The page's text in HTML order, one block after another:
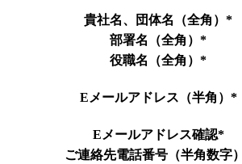
貴社名、団体名（全角） *
部署名（全角） *
役職名（全角） *
Eメールアドレス（半角） *
Eメールアドレス確認*
ご連絡先電話番号（半角数字）